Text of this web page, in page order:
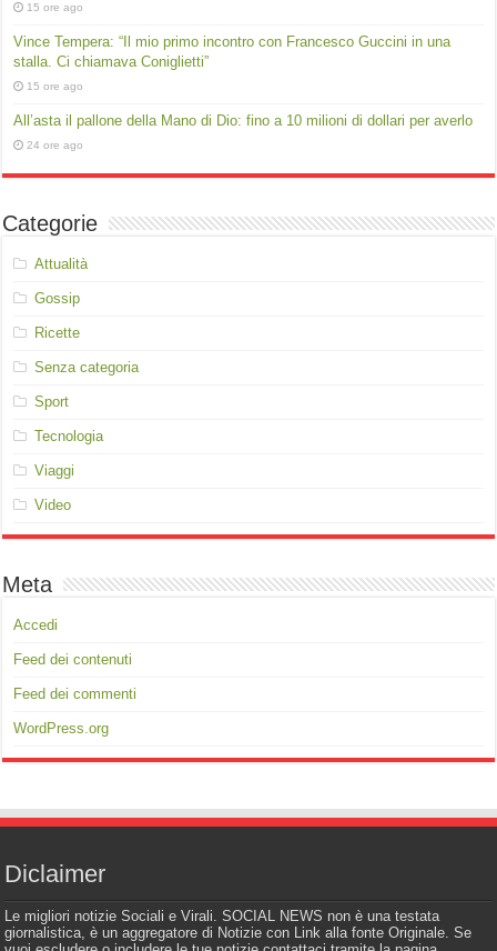
15 ore ago
Vince Tempera: “Il mio primo incontro con Francesco Guccini in una
stalla. Ci chiamava Coniglietti”
15 ore ago
All’asta il pallone della Mano di Dio: fino a 10 milioni di dollari per averlo
24 ore ago
Categorie
Attualità
Gossip
Ricette
Senza categoria
Sport
Tecnologia
Viaggi
Video
Meta
Accedi
Feed dei contenuti
Feed dei commenti
WordPress.org
Diclaimer
Le migliori notizie Sociali e Virali. SOCIAL NEWS non è una testata
giornalistica, è un aggregatore di Notizie con Link alla fonte Originale. Se